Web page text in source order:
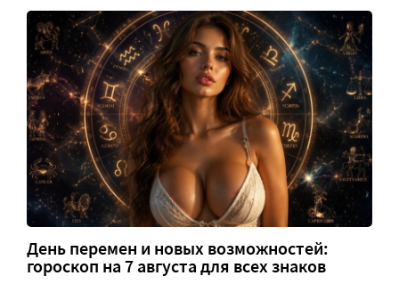
День перемен и новых возможностей:
гороскоп на 7 августа для всех знаков